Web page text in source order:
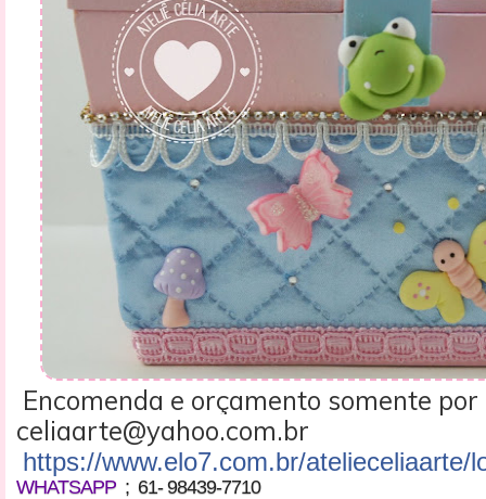
Encomenda e orçamento somente
celiaarte@yahoo.com.br
https://www.elo7.com.br/atelieceliaarte/
WHATSAPP ; 61- 98439-7710